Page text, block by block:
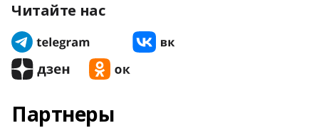
Читайте нас
Партнеры